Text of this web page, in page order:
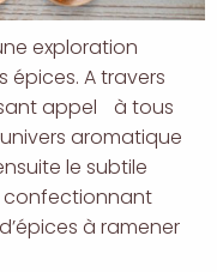
exploration
épices. A travers
appel à tous
aromatique
le subtile
confectionnant
à ramener